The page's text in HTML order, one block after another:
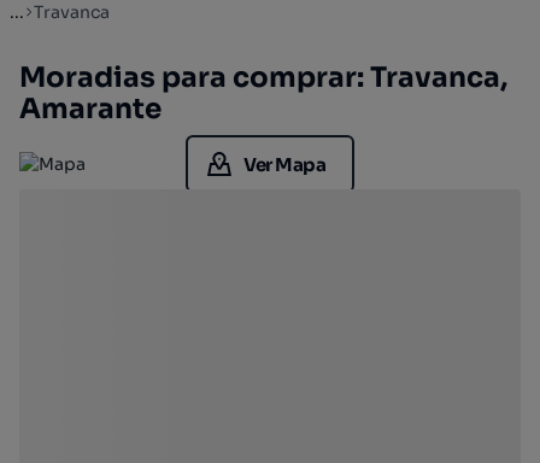
... Travanca
Moradias para comprar: Travanca,
Amarante
Ver Mapa